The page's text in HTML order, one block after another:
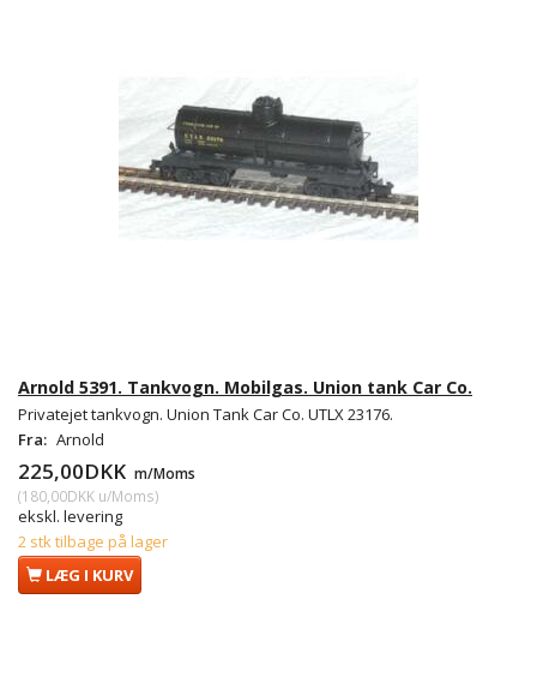
Arnold 5391. Tankvogn. Mobilgas. Union tank Car Co.
Privatejet tankvogn. Union Tank Car Co. UTLX 23176.
Fra: Arnold
225,00DKK m/Moms
(180,00DKK u/Moms)
ekskl. levering
2 stk tilbage på lager
LÆG I KURV